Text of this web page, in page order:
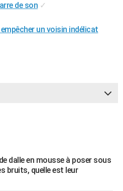
de son ✓
un voisin indélicat
dalle en mousse à poser sous
bruits, quelle est leur